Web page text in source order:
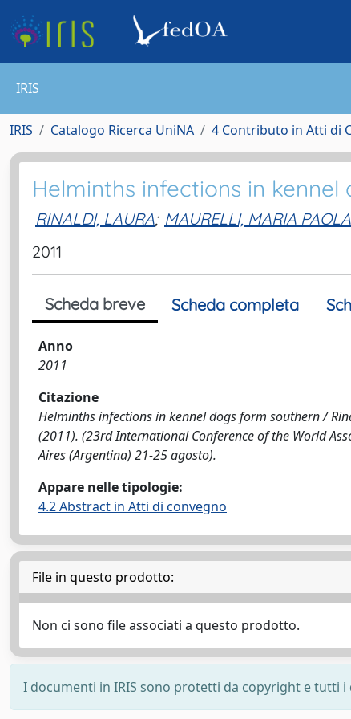
IRIS
IRIS Catalogo Ricerca UniNA 4 Contributo in Atti di
Helminths infections in
RINALDI, LAURA; MAURELLI, MARIA PAOLA
2011
Scheda breve Scheda completa
Anno
2011
Citazione
Helminths infections in kennel dogs form southern /
(2011). (23rd International Conference of the World
Aires (Argentina) 21-25 agosto).
Appare nelle tipologie:
4.2 Abstract in Atti di convegno
File in questo prodotto:
Non ci sono file associati a questo prodotto.
I documenti in IRIS sono protetti da copyright e tutti